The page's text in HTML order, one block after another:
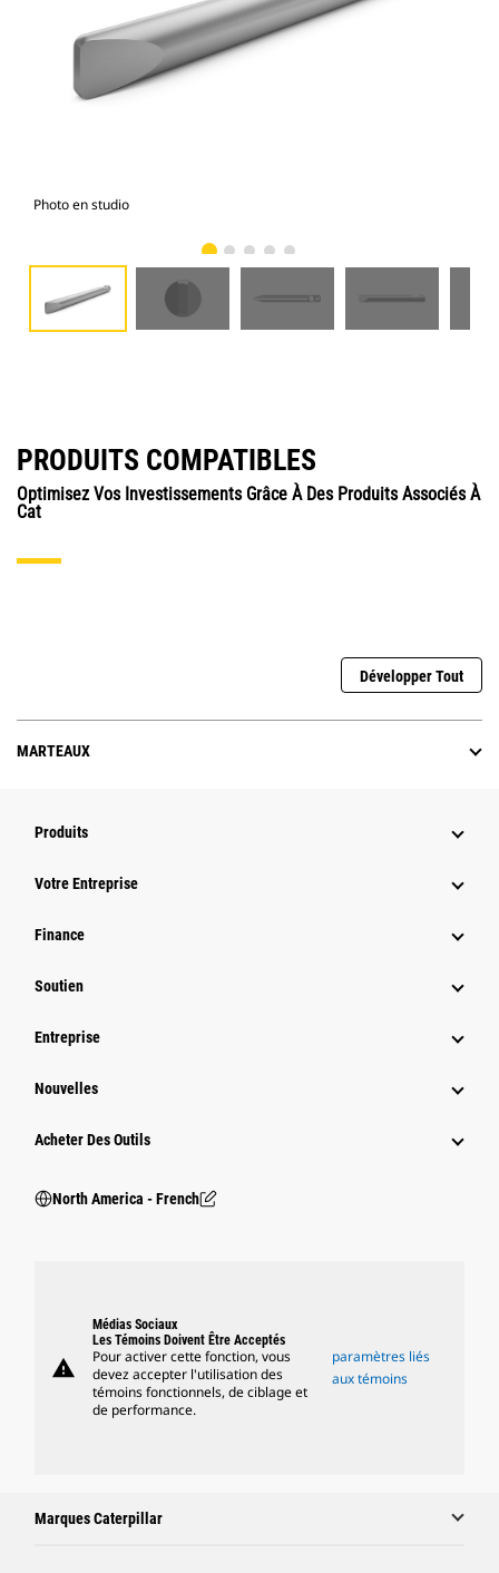
Photo en studio
PRODUITS COMPATIBLES
Optimisez Vos Investissements Grâce À Des Produits Associés À
Cat
Développer Tout
MARTEAUX
Produits
Votre Entreprise
Finance
Soutien
Entreprise
Nouvelles
Acheter Des Outils
North America - French
warning
Médias Sociaux
Les Témoins Doivent Être Acceptés
Pour activer cette fonction, vous
devez accepter l'utilisation des
témoins fonctionnels, de ciblage et
de performance.
paramètres liés
aux témoins
Marques Caterpillar